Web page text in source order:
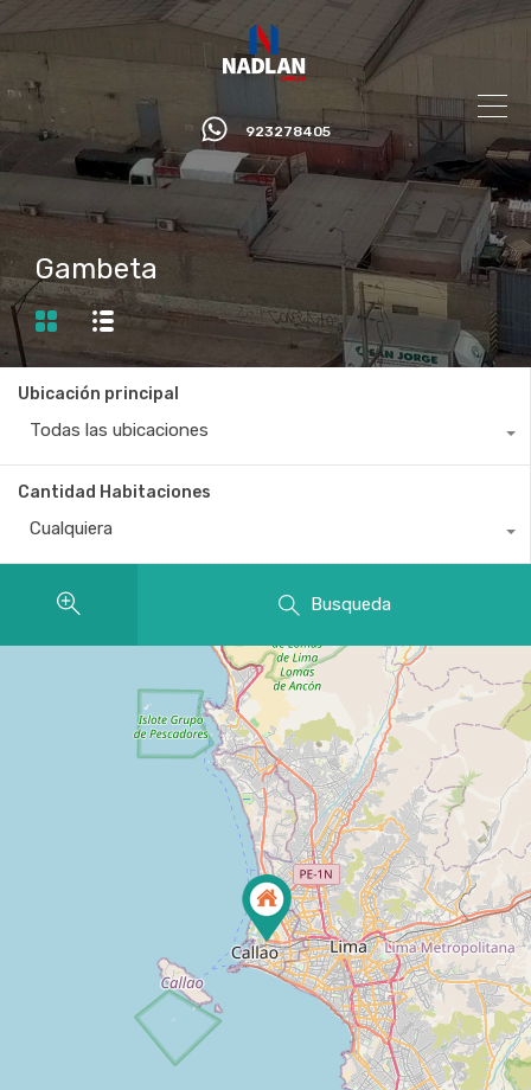
923278405
Gambeta
Ubicación principal
Todas las ubicaciones
Cantidad Habitaciones
Cualquiera
Busqueda